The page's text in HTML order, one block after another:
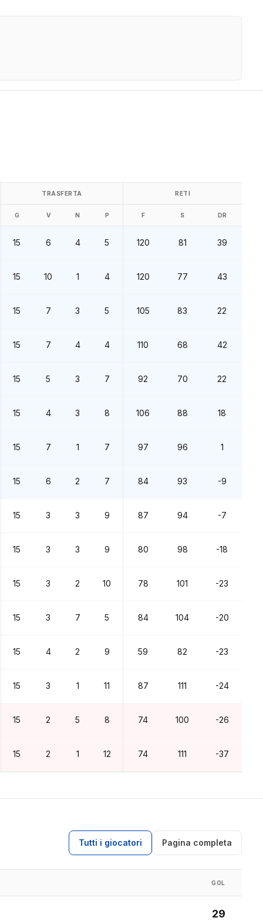
TRASFERTA RETI
G V N P F S DR
15 6 4 5 120 81 39
15 10 1 4 120 77 43
15 7 3 5 105 83 22
15 7 4 4 110 68 42
15 5 3 7 92 70 22
15 4 3 8 106 88 18
15 7 1 7 97 96 1
15 6 2 7 84 93 -9
15 3 3 9 87 94 -7
15 3 3 9 80 98 -18
15 3 2 10 78 101 -23
15 3 7 5 84 104 -20
15 4 2 9 59 82 -23
15 3 1 11 87 111 -24
15 2 5 8 74 100 -26
15 2 1 12 74 111 -37
Tutti i giocatori Pagina completa
GOL
29